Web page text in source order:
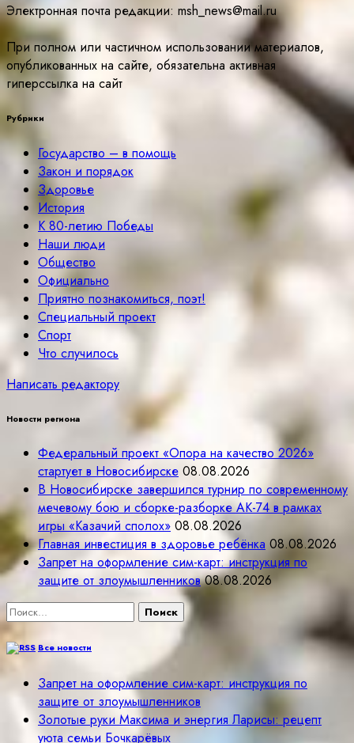
Электронная почта редакции: msh_news@mail.ru
При полном или частичном использовании материалов,
опубликованных на сайте, обязательна активная
гиперссылка на сайт
Рубрики
Государство – в помощь
Закон и порядок
Здоровье
История
К 80-летию Победы
Наши люди
Общество
Официально
Приятно познакомиться, поэт!
Специальный проект
Спорт
Что случилось
Написать редактору
Новости региона
Федеральный проект «Опора на качество 2026»
стартует в Новосибирске 08.08.2026
В Новосибирске завершился турнир по современному
мечевому бою и сборке-разборке АК-74 в рамках
игры «Казачий сполох» 08.08.2026
Главная инвестиция в здоровье ребёнка 08.08.2026
Запрет на оформление сим-карт: инструкция по
защите от злоумышленников 08.08.2026
Найти:
Все новости
Запрет на оформление сим-карт: инструкция по
защите от злоумышленников
Золотые руки Максима и энергия Ларисы: рецепт
уюта семьи Бочкарёвых